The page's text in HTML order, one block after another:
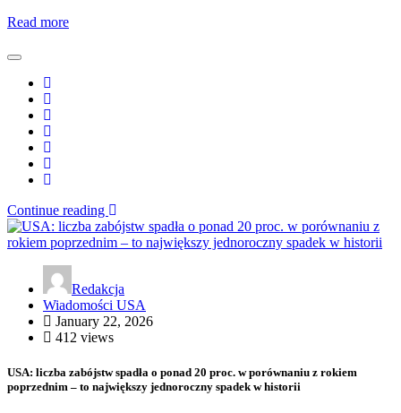
Read more
Continue reading
Redakcja
Wiadomości USA
January 22, 2026
412 views
USA: liczba zabójstw spadła o ponad 20 proc. w porównaniu z rokiem
poprzednim – to największy jednoroczny spadek w historii